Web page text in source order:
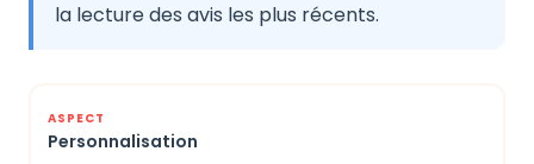
la lecture des avis les plus récents.
Personnalisation